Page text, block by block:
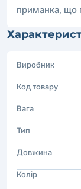
приманка, що
Виробник
Код товару
Вага
Тип
Довжина
Колір